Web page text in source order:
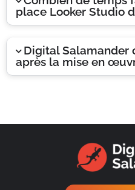
place Looker Studio
Digital Salamander
après la mise en